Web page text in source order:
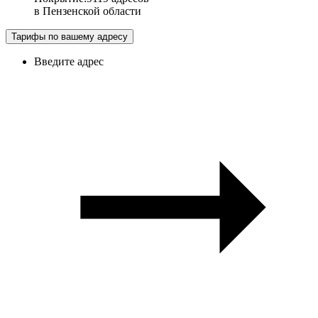
в Пензенской области
Тарифы по вашему адресу
Введите адрес